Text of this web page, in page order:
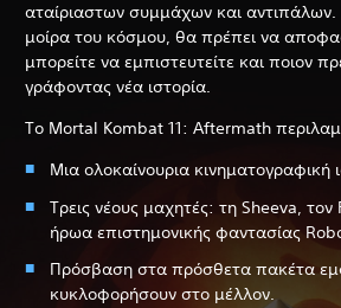
αταίριαστων συμμάχων και αντιπάλων.
μοίρα του κόσμου, θα πρέπει να
μπορείτε να εμπιστευτείτε και ποιον
γράφοντας νέα ιστορία.
Το Mortal Kombat 11: Aftermath
Μια ολοκαίνουρια κινηματογραφική
Τρεις νέους μαχητές: τη Sheeva, τον
ήρωα επιστημονικής φαντασίας
Πρόσβαση στα πρόσθετα πακέτα
κυκλοφορήσουν στο μέλλον.